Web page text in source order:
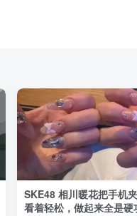
SKE48 相川暖花把手机
看着轻松，做起来全是硬